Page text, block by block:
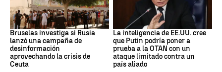
Desinformación rusa
Bruselas investiga si Rusia
lanzó una campaña de
desinformación
aprovechando la crisis de
Ceuta
OTAN
La inteligencia de EE.UU. cree
que Putin podría poner a
prueba a la OTAN con un
ataque limitado contra un
país aliado